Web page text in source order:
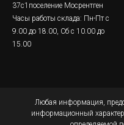
37с1поселение Мосрентген
Часы работы склада: Пн-Пт с
9.00 до 18.00, Сб с 10.00 до
15.00
Любая информация,
информационный